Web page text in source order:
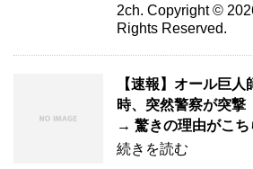
2ch. Copyright ©
Rights Reserved.
【速報】オール巨
時、突然警察が突撃
→ 驚きの理由がこ
続きを読む